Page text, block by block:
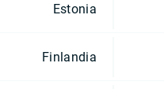
Estonia
Finlandia